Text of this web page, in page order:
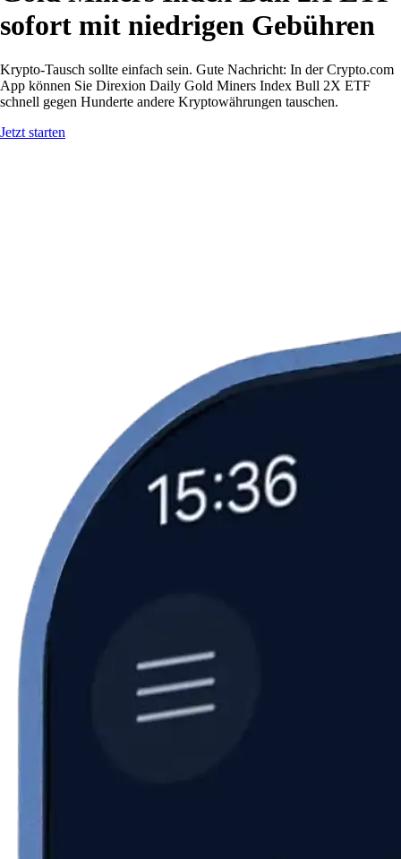
sofort mit niedrigen Gebühren
Krypto-Tausch sollte einfach sein. Gute Nachricht: In der Crypto.com
App können Sie Direxion Daily Gold Miners Index Bull 2X ETF
schnell gegen Hunderte andere Kryptowährungen tauschen.
Jetzt starten